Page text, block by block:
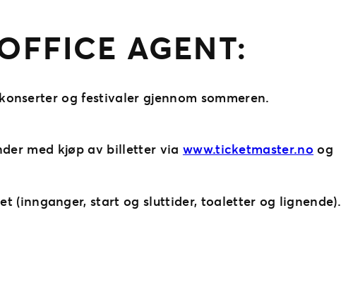
AGENT:
og festivaler gjennom sommeren.
med kjøp av billetter via www.ticketmaster.no og
(innganger, start og sluttider, toaletter og lignende).